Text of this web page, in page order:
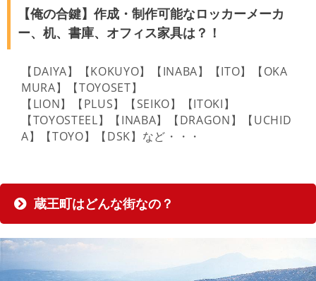
【俺の合鍵】作成・制作可能なロッカーメーカ
ー、机、書庫、オフィス家具は？！
【DAIYA】【KOKUYO】【INABA】【ITO】【OKA
MURA】【TOYOSET】
【LION】【PLUS】【SEIKO】【ITOKI】
【TOYOSTEEL】【INABA】【DRAGON】【UCHID
A】【TOYO】【DSK】など・・・
蔵王町はどんな街なの？